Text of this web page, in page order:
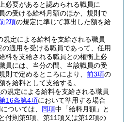
必要があると認められる職員に
の受ける給料月額のほか、規則で
2項の規定に準じて算出した額を給
規定による給料を支給される職員
の適用を受ける職員であって、任用
料を支給される職員との権衡上必
員には、当分の間、当該職員の受
則で定めるところにより、 前3項の
を給料として支給する。
の規定による給料を支給される職員
16条第4項において準用する場合
ついては、 同項中「給料月額」と
付則第9項、第11項又は第12項の